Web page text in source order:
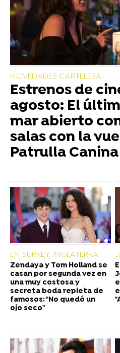
NOVEDADES CARTELERA
Estrenos de
agosto: El
mar abierto
salas con la
Patrulla Canina
EN SURREY, INGLATERRA
Zendaya y Tom Holland se
casan por segunda vez en
una muy costosa y
secreta boda repleta de
famosos: "No quedó un
ojo seco"